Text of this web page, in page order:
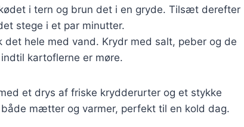
i tern og brun det i en gryde. Tilsæt derefter
stege i et par minutter.
hele med vand. Krydr med salt, peber og de
kartoflerne er møre.
et drys af friske krydderurter og et stykke
mætter og varmer, perfekt til en kold dag.